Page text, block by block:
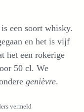
een soort whisky.
en het is vijf
het een rokerige
50 cl. We
genièvre.
vermeld